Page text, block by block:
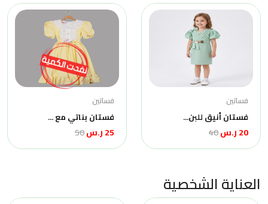
فساتين
فستان أنيق للبن...
20 ر.س 40
فساتين
فستان بناتي مع ...
25 ر.س 50
العناية الشخصية